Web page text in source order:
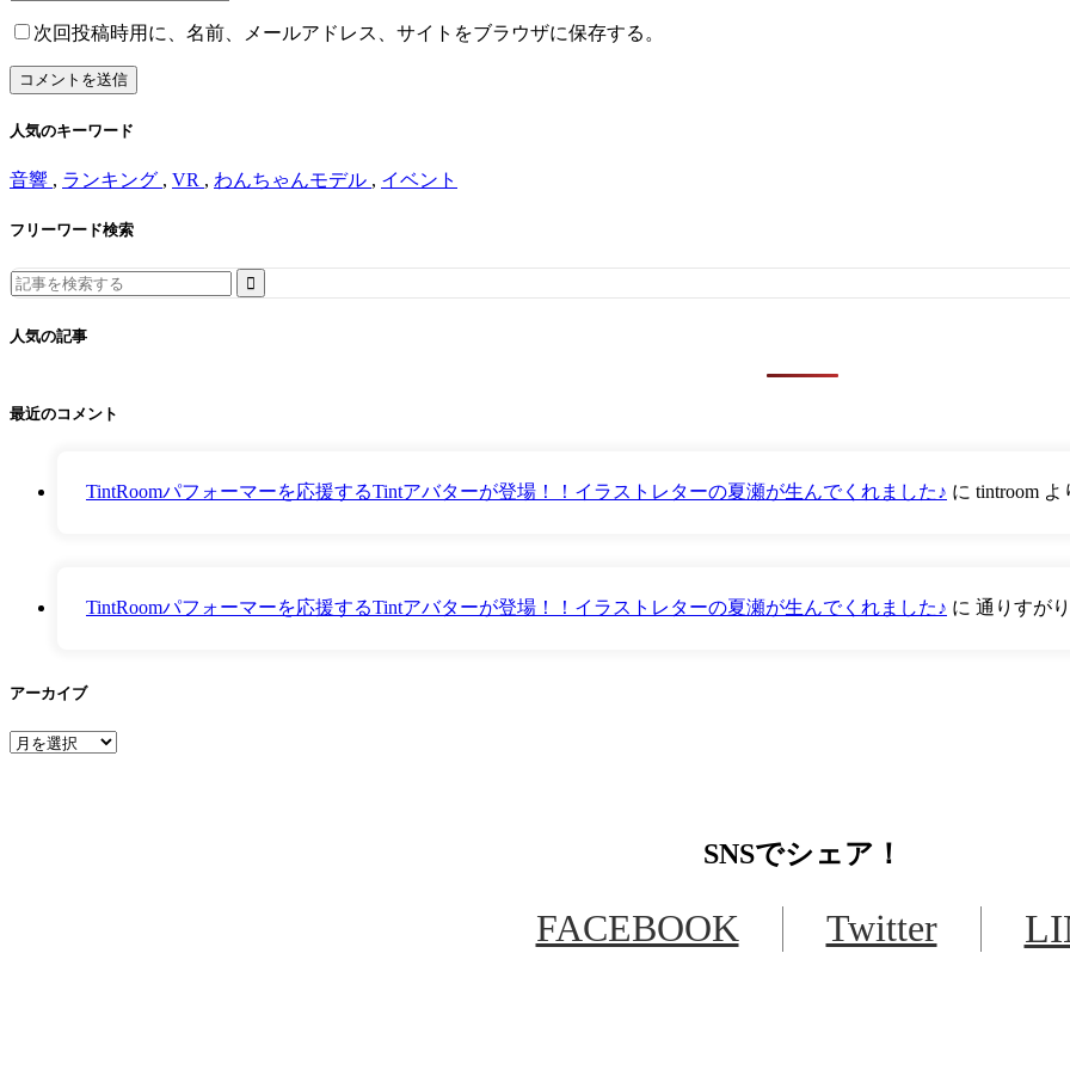
次回投稿時用に、名前、メールアドレス、サイトをブラウザに保存する。
人気のキーワード
音響 , ランキング , VR , わんちゃんモデル , イベント
フリーワード検索
Search
for:
人気の記事
最近のコメント
TintRoomパフォーマーを応援するTintアバターが登場！！イラストレターの夏瀬が生んでくれました♪ に tintroom よ
TintRoomパフォーマーを応援するTintアバターが登場！！イラストレターの夏瀬が生んでくれました♪ に 通りすがり
アーカイブ
ア
SNSでシェア！
FACEBOOK Twitter